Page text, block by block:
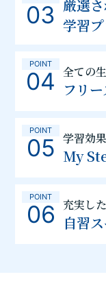
03 厳選
学習
POINT
04 全ての
フリ
POINT
05 学習効
My
POINT
06 充実し
自習